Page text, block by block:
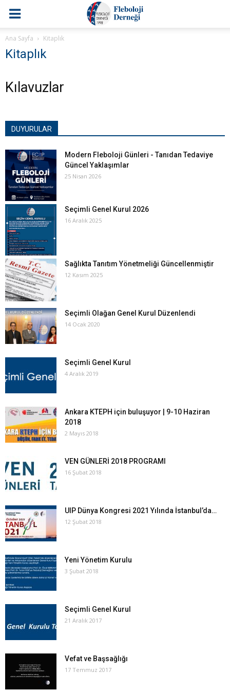
Ana Sayfa Kitaplık
Kitaplık
Kılavuzlar
DUYURULAR
Modern Fleboloji Günleri - Tanıdan Tedaviye
Güncel Yaklaşımlar
25 Nisan 2026
Seçimli Genel Kurul 2026
16 Aralık 2025
Sağlıkta Tanıtım Yönetmeliği Güncellenmiştir
12 Kasım 2025
Seçimli Olağan Genel Kurul Düzenlendi
14 Ocak 2020
Seçimli Genel Kurul
4 Aralık 2019
Ankara KTEPH için buluşuyor | 9-10 Haziran
2018
2 Mayıs 2018
VEN GÜNLERİ 2018 PROGRAMI
16 Şubat 2018
UIP Dünya Kongresi 2021 Yılında İstanbul’da…
12 Şubat 2018
Yeni Yönetim Kurulu
3 Şubat 2018
Seçimli Genel Kurul
21 Aralık 2017
Vefat ve Başsağlığı
17 Temmuz 2017